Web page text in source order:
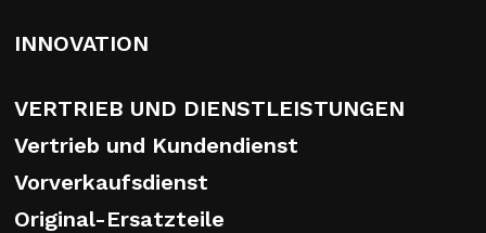
INNOVATION
VERTRIEB UND DIENSTLEISTUNGEN
Vertrieb und Kundendienst
Vorverkaufsdienst
Original-Ersatzteile